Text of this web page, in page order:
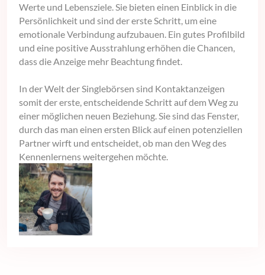
Werte und Lebensziele. Sie bieten einen Einblick in die
Persönlichkeit und sind der erste Schritt, um eine
emotionale Verbindung aufzubauen. Ein gutes Profilbild
und eine positive Ausstrahlung erhöhen die Chancen,
dass die Anzeige mehr Beachtung findet.
In der Welt der Singlebörsen sind Kontaktanzeigen
somit der erste, entscheidende Schritt auf dem Weg zu
einer möglichen neuen Beziehung. Sie sind das Fenster,
durch das man einen ersten Blick auf einen potenziellen
Partner wirft und entscheidet, ob man den Weg des
Kennenlernens weitergehen möchte.